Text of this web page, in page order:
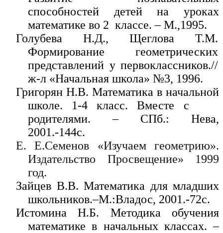
способностей детей на уроках
математике во 2 классе. – М.,1995.
Голубева Н.Д., Щеглова Т.М.
Формирование геометрических
представлений у первоклассников.//
ж-л «Начальная школа» №3, 1996.
Григорян Н.В. Математика в начальной
школе. 1-4 класс. Вместе с
родителями. – СПб.: Нева,
2001.-144с.
Е. Е.Семенов «Изучаем геометрию».
Издательство Просвещение» 1999
год.
Зайцев В.В. Математика для младших
школьников.–М.:Владос, 2001.-72с.
Истомина Н.Б. Методика обучения
математике в начальных классах. –